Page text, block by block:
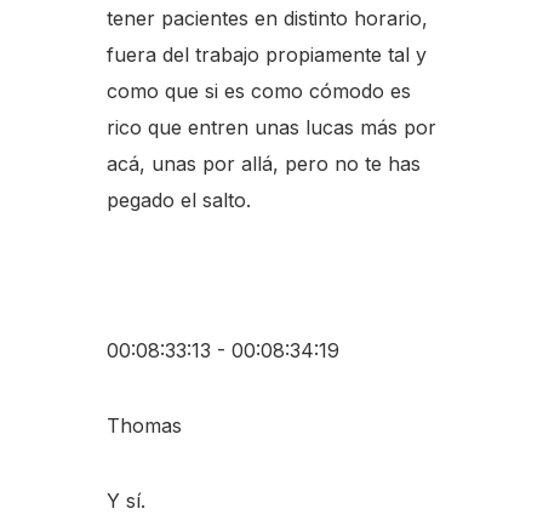
tener pacientes en distinto horario,
fuera del trabajo propiamente tal y
como que si es como cómodo es
rico que entren unas lucas más por
acá, unas por allá, pero no te has
pegado el salto.
00:08:33:13 - 00:08:34:19
Thomas
Y sí.